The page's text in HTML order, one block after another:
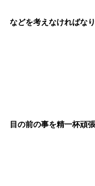
などを考えなければなり
目の前の事を精一杯頑